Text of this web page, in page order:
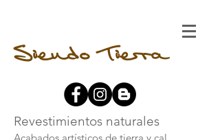
Siendo Tierra
Revestimientos naturales